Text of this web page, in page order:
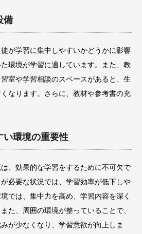
備
が学習に集中しやすいかどうかに影響
環境が学習に適しています。また、教
室や学習相談のスペースがあると、生
なります。さらに、教材や参考書の充
い環境の重要性
、効果的な学習をするために不可欠で
必要な状況では、学習効率が低下しや
では、集中力を高め、学習内容を深く
た、周囲の環境が整っていることで、
が少なくなり、学習意欲が向上しま